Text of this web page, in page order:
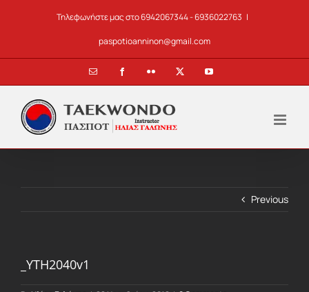
Τηλεφωνήστε μας στο 6942067344 - 6936022763 |
paspotioanninon@gmail.com
Email FacebookFlickr YouTube
Previous
_YTH2040v1